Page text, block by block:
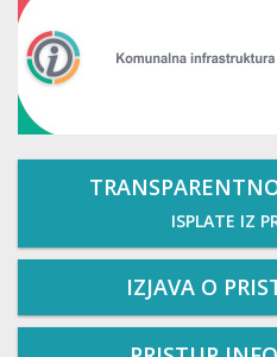
ISPLATE IZ
IZJAVA O